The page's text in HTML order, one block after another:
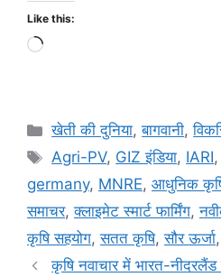
Like this:
खेती की दुनिया,बागवानी,
Agri-PV, GIZ इंडिया, IARI,
germany, MNRE, आधुनिक
समाचर,क्लाइमेट स्मार्ट फार्मिंग,
कृषि सहयोग,सतत कृषि,सौर ऊर्जा
कृषि नवाचार में भारत-नीदरलैंड